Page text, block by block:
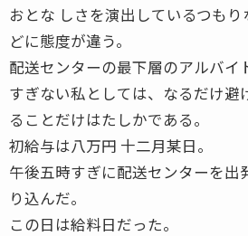
おとな しさを演出しているつも
どに態度が違う。
配送センターの最下層のアルバイ
すぎない私としては、なるだけ避
ることだけはたしかである。
初給与は八万円 十二月某日。
午後五時すぎに配送センターを出
り込んだ。
この日は給料日だった。